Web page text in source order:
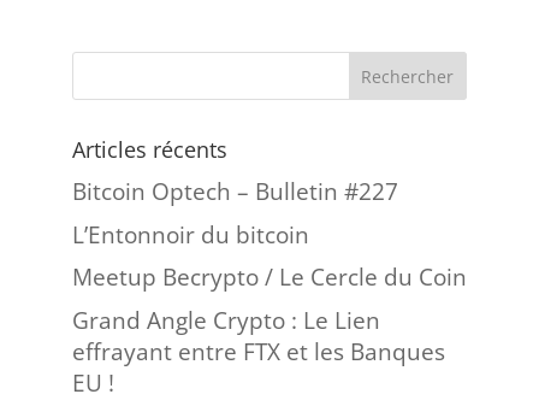
Articles récents
Bitcoin Optech – Bulletin #227
L’Entonnoir du bitcoin
Meetup Becrypto / Le Cercle du Coin
Grand Angle Crypto : Le Lien
effrayant entre FTX et les Banques
EU !